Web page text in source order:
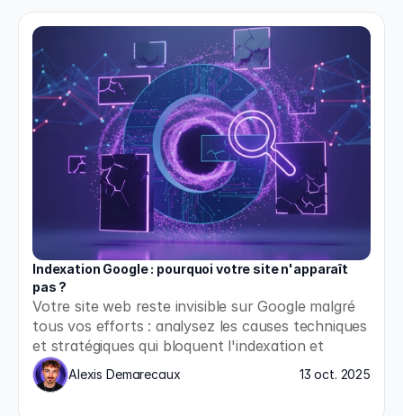
Indexation Google : pourquoi votre site n'apparaît
pas ?
Votre site web reste invisible sur Google malgré
tous vos efforts : analysez les causes techniques
et stratégiques qui bloquent l'indexation et
appliquez les solutions concrètes pour enfin
apparaître dans les résultats de recherche.
Alexis Demarecaux 13 oct. 2025